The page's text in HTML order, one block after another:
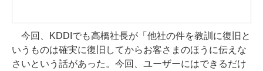
今回、KDDIでも高橋社長が「他社の件を教訓に復旧と
いうものは確実に復旧してからお客さまのほうに伝えな
さいという話があった。今回、ユーザーにはできるだけ